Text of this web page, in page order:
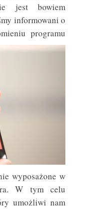
jest bowiem
informowani o
programu
wyposażone w
W tym celu
umożliwi nam